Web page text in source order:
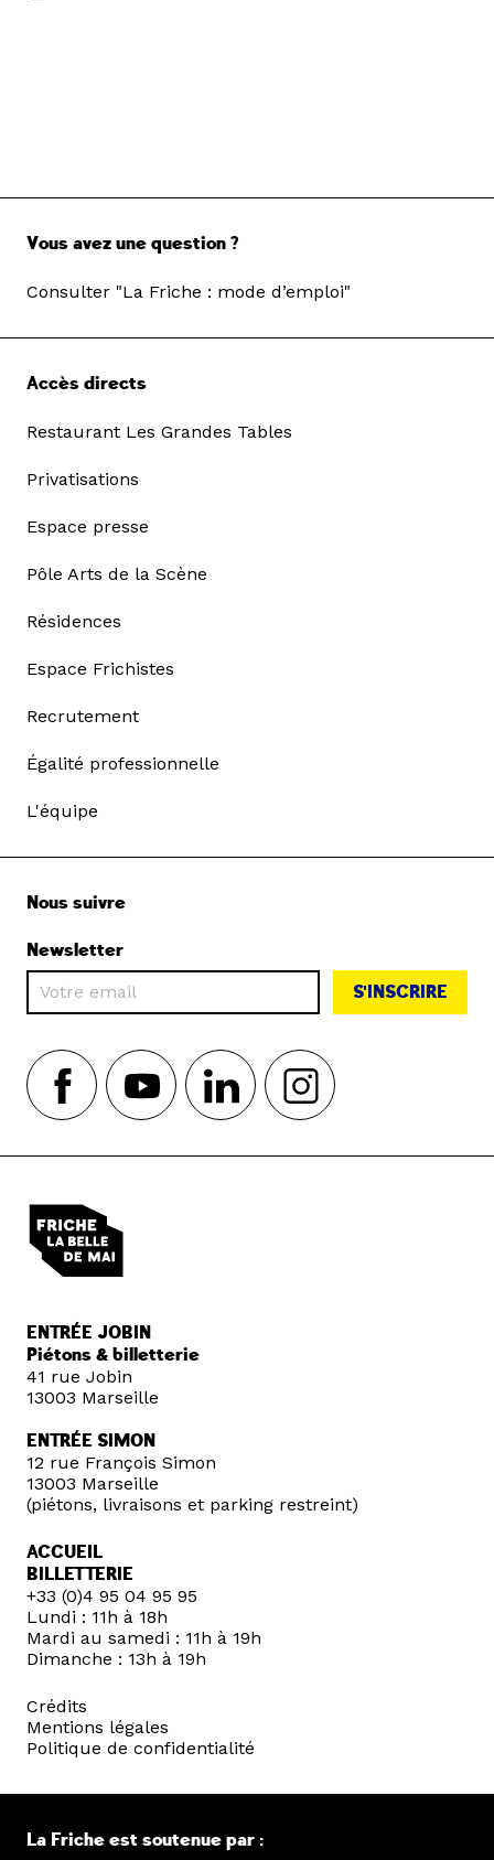
Vous avez une question ?
Consulter "La Friche : mode d’emploi"
Accès directs
Restaurant Les Grandes Tables
Privatisations
Espace presse
Pôle Arts de la Scène
Résidences
Espace Frichistes
Recrutement
Égalité professionnelle
L'équipe
Nous suivre
Newsletter
S'INSCRIRE
ENTRÉE JOBIN
Piétons & billetterie
41 rue Jobin
13003 Marseille
ENTRÉE SIMON
12 rue François Simon
13003 Marseille
(piétons, livraisons et parking restreint)
ACCUEIL
BILLETTERIE
+33 (0)4 95 04 95 95
Lundi : 11h à 18h
Mardi au samedi : 11h à 19h
Dimanche : 13h à 19h
Crédits
Mentions légales
Politique de confidentialité
La Friche est soutenue par :